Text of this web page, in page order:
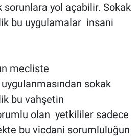
sorunlara yol açabilir. Sokak
bu uygulamalar insani
mecliste
sokak
bu vahşetin
olan yetkililer sadece
bu vicdani sorumluluğun